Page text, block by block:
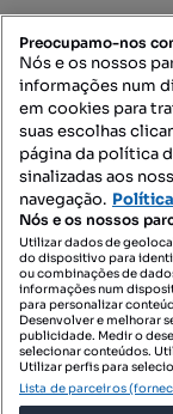
Mapa do Site
Contacte-nos
Preocupamo-nos
Nós e os nossos
informações num
em cookies para
suas escolhas
página da política
sinalizadas aos
navegação.
Nós e os nossos
Utilizar dados de
do dispositivo para
ou combinações de
informações num
para personalizar
Desenvolver e melhorar
publicidade. Medir o
selecionar conteúdos.
Utilizar perfis para
Lista de parceiros